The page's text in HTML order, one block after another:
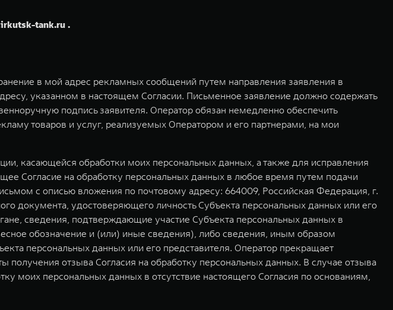
tank.ru .
в мой адрес рекламных сообщений путем направления заявления в
указанном в настоящем Согласии. Письменное заявление должно содержать
подпись заявителя. Оператор обязан немедленно обеспечить
товаров и услуг, реализуемых Оператором и его партнерами, на мои
касающейся обработки моих персональных данных, а также для исправления
Согласие на обработку персональных данных в любое время путем подачи
с описью вложения по почтовому адресу: 664009, Российская Федерация, г.
документа, удостоверяющего личность Субъекта персональных данных или его
сведения, подтверждающие участие Субъекта персональных данных в
обозначение и (или) иные сведения), либо сведения, иным образом
персональных данных или его представителя. Оператор прекращает
отзыва Согласия на обработку персональных данных. В случае отзыва
моих персональных данных в отсутствие настоящего Согласия по основаниям,